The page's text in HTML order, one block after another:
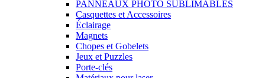
PANNEAUX PHOTO SUBLIMABLES
Casquettes et Accessoires
Éclairage
Magnets
Chopes et Gobelets
Jeux et Puzzles
Porte-clés